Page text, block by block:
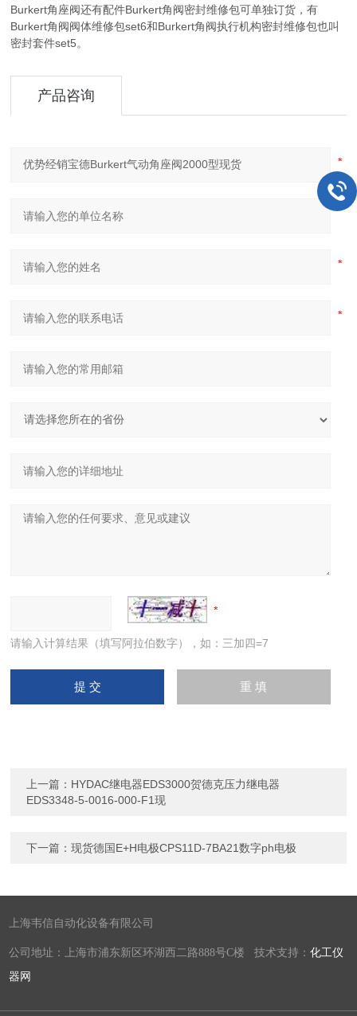
Burkert角座阀还有配件Burkert角阀密封维修包可单独订货，有
Burkert角阀阀体维修包set6和Burkert角阀执行机构密封维修包也叫
密封套件set5。
产品咨询
请输入计算结果（填写阿拉伯数字），如：三加四=7
上一篇： HYDAC继电器EDS3000贺德克压力继电器
EDS3348-5-0016-000-F1现
下一篇：现货德国E+H电极CPS11D-7BA21数字ph电极
上海韦信自动化设备有限公司
公司地址：上海市浦东新区环湖西二路888号C楼 技术支持：化工仪
器网